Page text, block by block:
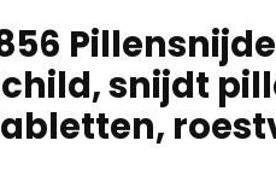
snijdt